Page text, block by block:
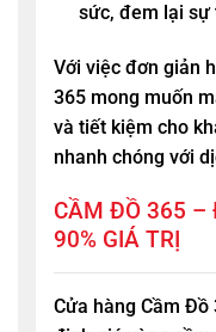
sức, đem lại sự
Với việc đơn giản
365 mong muốn
và tiết kiệm cho
nhanh chóng với
CẦM ĐỒ 365 –
90% GIÁ TRỊ
Cửa hàng Cầm Đồ